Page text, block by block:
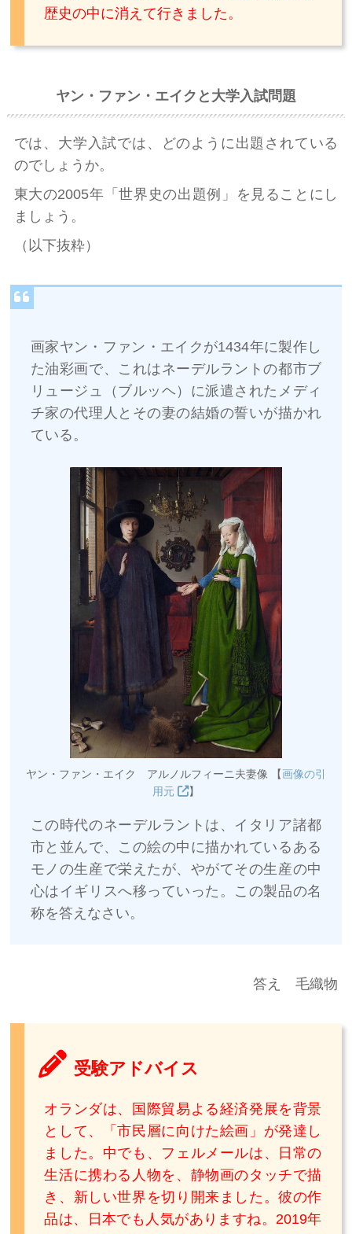
歴史の中に消えて行きました。
ヤン・ファン・エイクと大学入試問題
では、大学入試では、どのように出題されている
のでしょうか。
東大の2005年「世界史の出題例」を見ることにし
ましょう。
（以下抜粋）
画家ヤン・ファン・エイクが1434年に製作し
た油彩画で、これはネーデルラントの都市ブ
リュージュ（ブルッヘ）に派遣されたメディ
チ家の代理人とその妻の結婚の誓いが描かれ
ている。
ヤン・ファン・エイク アルノルフィーニ夫妻像 【画像の引
用元
】
この時代のネーデルラントは、イタリア諸都
市と並んで、この絵の中に描かれているある
モノの生産で栄えたが、やがてその生産の中
心はイギリスへ移っていった。この製品の名
称を答えなさい。
答え 毛織物
受験アドバイス
オランダは、国際貿易よる経済発展を背景
として、「市民層に向けた絵画」が発達し
ました。中でも、フェルメールは、日常の
生活に携わる人物を、静物画のタッチで描
き、新しい世界を切り開来ました。彼の作
品は、日本でも人気がありますね。2019年